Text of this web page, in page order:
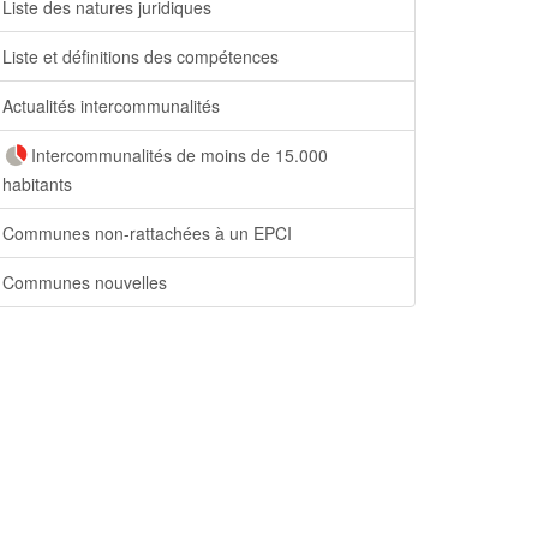
Liste des natures juridiques
Liste et définitions des compétences
Actualités intercommunalités
Intercommunalités de moins de 15.000
habitants
Communes non-rattachées à un EPCI
Communes nouvelles